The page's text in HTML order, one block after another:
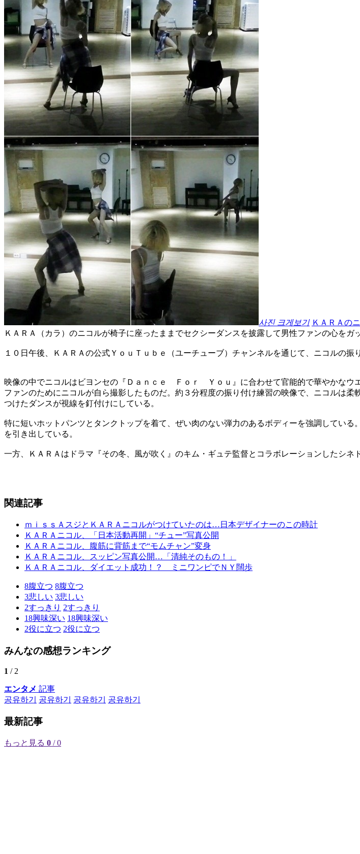
사진 크게보기 ＫＡＲＡの
ＫＡＲＡ（カラ）のニコルが椅子に座ったままでセクシーダンスを披露して男性ファンの心をガ
１０日午後、ＫＡＲＡの公式ＹｏｕＴｕｂｅ（ユーチューブ）チャンネルを通じて、ニコルの振
映像の中でニコルはビヨンセの『Ｄａｎｃｅ Ｆｏｒ Ｙｏｕ』に合わせて官能的で華やかなウ
ファンのためにニコルが自ら撮影したものだ。約３分程度の振り付け練習の映像で、ニコルは
つけたダンスが視線を釘付けにしている。
特に短いホットパンツとタンクトップを着て、ぜい肉のない弾力のあるボディーを強調してい
を引き出している。
一方、ＫＡＲＡはドラマ『その冬、風が吹く』のキム・ギュテ監督とコラボレーションしたシネ
関連記事
ｍｉｓｓＡスジとＫＡＲＡニコルがつけていたのは…日本デザイナーのこの時計
ＫＡＲＡニコル、「日本活動再開」“チュー”写真公開
ＫＡＲＡニコル、腹筋に背筋まで“モムチャン”変身
ＫＡＲＡニコル、スッピン写真公開…「清純そのもの！」
ＫＡＲＡニコル、ダイエット成功！？ ミニワンピでＮＹ闊歩
8腹立つ 8腹立つ
3悲しい 3悲しい
2すっきり 2すっきり
18興味深い 18興味深い
2役に立つ 2役に立つ
みんなの感想ランキング
1 / 2
エンタメ 記事
공유하기
공유하기 공유하기 공유하기
最新記事
もっと見る 0 / 0